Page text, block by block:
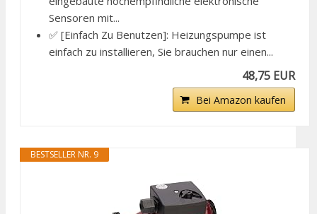
Sensoren mit...
✅ [Einfach Zu Benutzen]: Heizungspumpe ist
einfach zu installieren, Sie brauchen nur einen...
48,75 EUR
Bei Amazon kaufen
BESTSELLER NR. 9